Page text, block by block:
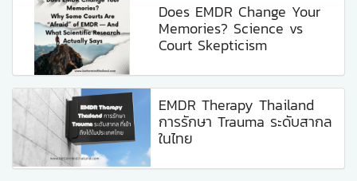
Does EMDR Change Your
Memories? Science vs
Court Skepticism
EMDR Therapy Thailand
การรักษา Trauma ระดับสากล
ในไทย